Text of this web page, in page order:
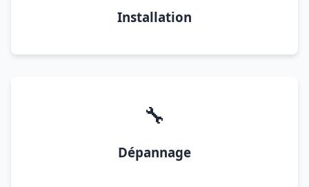
Installation
🔧
Dépannage